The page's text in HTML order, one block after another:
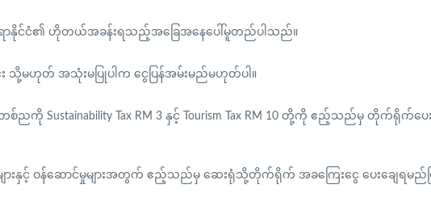
ာနိုင်ငံ၏ ဟိုတယ်အခန်းရသည့်အခြေအနေပေါ်မူတည်ပါသည်။
သို့မဟုတ် အသုံးမပြုပါက ငွေပြန်အမ်းမည်မဟုတ်ပါ။
ညကို Sustainability Tax RM 3 နှင့် Tourism Tax RM 10 တို့ကို ဧည့်သည်မှ တိုက်ရိုက်ပေ
ားနှင့် ဝန်ဆောင်မှုများအတွက် ဧည့်သည်မှ ဆေးရုံသို့တိုက်ရိုက် အခကြေးငွေ ပေးချေရမည်ဖ